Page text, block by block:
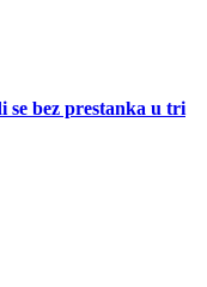
se bez prestanka u tri